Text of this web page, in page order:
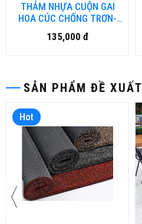
SẢN PHẨM ĐỀ XUẤT
Hot
THẢM NHỰA CUỘN GAI
HOA CÚC CHỐNG TRƠN-
HN.DN
135,000 đ